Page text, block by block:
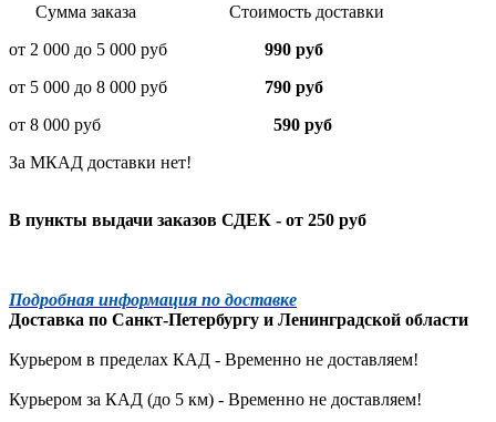
Сумма заказа Стоимость доставки
от 2 000 до 5 000 руб
990 руб
от 5 000 до 8 000 руб 790 руб
от 8 000 руб 590 руб
За МКАД доставки нет!
В пункты выдачи заказов СДЕК - от 250 руб
Подробная информация по доставке
Доставка по Санкт-Петербургу и Ленинградской области
Курьером в пределах КАД - Временно не доставляем!
Курьером за КАД (до 5 км) - Временно не доставляем!